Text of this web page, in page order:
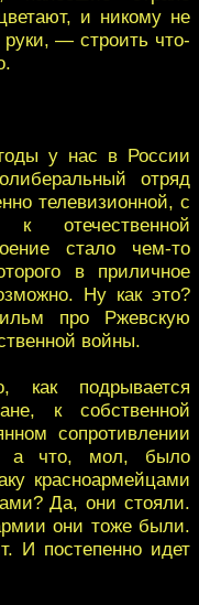
и никому не
— строить что-
у нас в России
отряд
телевизионной, с
к отечественной
стало чем-то
в приличное
Ну как это?
про Ржевскую
войны.
как подрывается
к собственной
сопротивлении
а что, мол, было
красноармейцами
Да, они стояли.
они тоже были.
И постепенно идет